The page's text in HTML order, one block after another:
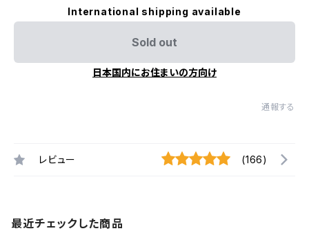
International shipping available
Sold out
日本国内にお住まいの方向け
通報する
レビュー (166)
最近チェックした商品